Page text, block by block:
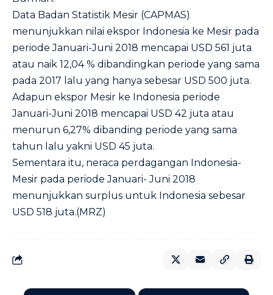
Data Badan Statistik Mesir (CAPMAS)
menunjukkan nilai ekspor Indonesia ke Mesir pada
periode Januari-Juni 2018 mencapai USD 561 juta
atau naik 12,04 % dibandingkan periode yang sama
pada 2017 lalu yang hanya sebesar USD 500 juta.
Adapun ekspor Mesir ke Indonesia periode
Januari-Juni 2018 mencapai USD 42 juta atau
menurun 6,27% dibanding periode yang sama
tahun lalu yakni USD 45 juta.
Sementara itu, neraca perdagangan Indonesia-
Mesir pada periode Januari- Juni 2018
menunjukkan surplus untuk Indonesia sebesar
USD 518 juta.(MRZ)